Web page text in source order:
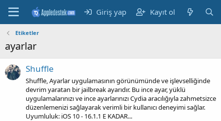
Giriş yap Kayıt ol
Etiketler
ayarlar
Shuffle
Shuffle, Ayarlar uygulamasının görünümünde ve işlevselliğinde
devrim yaratan bir jailbreak ayarıdır. Bu ince ayar, yüklü
uygulamalarınızı ve ince ayarlarınızı Cydia aracılığıyla zahmetsizce
düzenlemenizi sağlayarak verimli bir kullanıcı deneyimi sağlar.
Uyumluluk: iOS 10 - 16.1.1 E KADAR...